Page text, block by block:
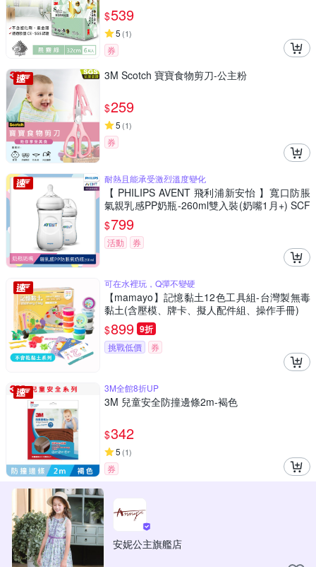
$539
5 (1)
券
3M Scotch 寶寶食物剪刀-公主粉
$259
5 (1)
券
耐熱且能承受激烈溫度變化
【 PHILIPS AVENT 飛利浦新安怡 】寬口防脹
氣親乳感PP奶瓶-260ml雙入裝(奶嘴1月+) SCF
693/23
$799
活動 券
可在水裡玩，Q彈不變硬
【mamayo】記憶黏土12色工具組-台灣製無毒
黏土(含壓模、牌卡、擬人配件組、操作手冊)
$899 9折
挑戰低價 券
3M全館8折UP
3M 兒童安全防撞邊條2m-褐色
$342
5 (1)
券
安妮公主旗艦店